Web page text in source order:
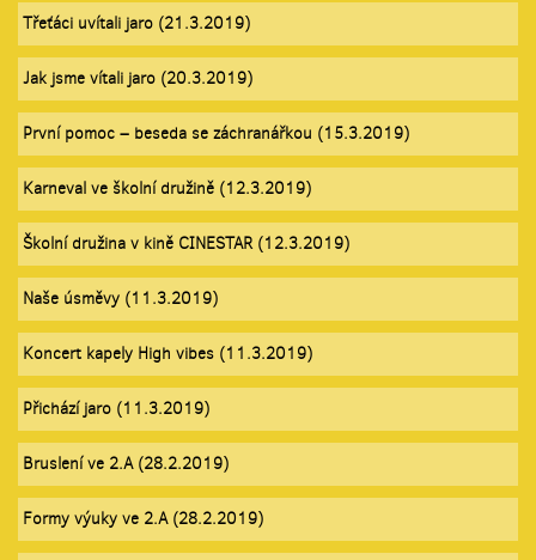
Třeťáci uvítali jaro (21.3.2019)
Jak jsme vítali jaro (20.3.2019)
První pomoc – beseda se záchranářkou (15.3.2019)
Karneval ve školní družině (12.3.2019)
Školní družina v kině CINESTAR (12.3.2019)
Naše úsměvy (11.3.2019)
Koncert kapely High vibes (11.3.2019)
Přichází jaro (11.3.2019)
Bruslení ve 2.A (28.2.2019)
Formy výuky ve 2.A (28.2.2019)